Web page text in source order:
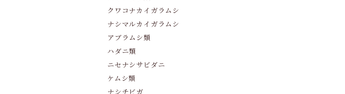
クワコナカイガラムシ
ナシマルカイガラムシ
アブラムシ類
ハダニ類
ニセナシサビダニ
ケムシ類
ナシチビガ